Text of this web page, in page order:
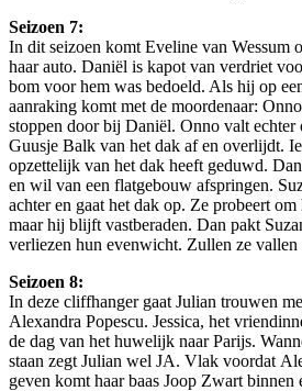
Seizoen 7:
In dit seizoen komt Eveline van Wessum
haar auto. Daniël is kapot van verdriet
bom voor hem was bedoeld. Als hij op
aanraking komt met de moordenaar:
stoppen door bij Daniël. Onno valt echter
Guusje Balk van het dak af en overlijdt.
opzettelijk van het dak heeft geduwd.
en wil van een flatgebouw afspringen.
achter en gaat het dak op. Ze probeert om
maar hij blijft vastberaden. Dan pakt
verliezen hun evenwicht. Zullen ze vallen
Seizoen 8:
In deze cliffhanger gaat Julian trouwen
Alexandra Popescu. Jessica, het
de dag van het huwelijk naar Parijs.
staan zegt Julian wel JA. Vlak voordat
geven komt haar baas Joop Zwart